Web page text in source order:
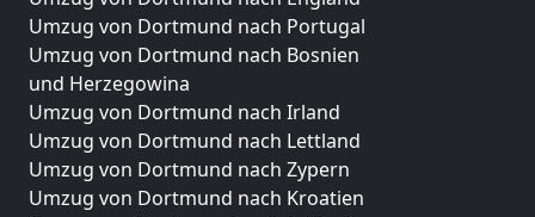
Umzug von Dortmund nach Portugal
Umzug von Dortmund nach Bosnien
und Herzegowina
Umzug von Dortmund nach Irland
Umzug von Dortmund nach Lettland
Umzug von Dortmund nach Zypern
Umzug von Dortmund nach Kroatien